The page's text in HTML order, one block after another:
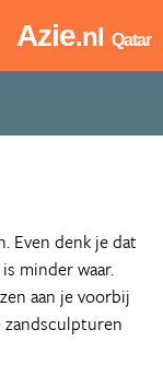
Azie.nl Qatar
Even denk je dat
minder waar.
aan je voorbij